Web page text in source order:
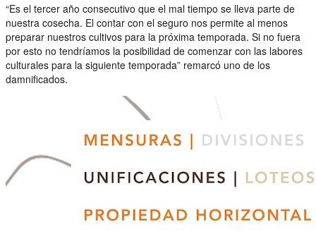
“Es el tercer año consecutivo que el mal tiempo se lleva parte de
nuestra cosecha. El contar con el seguro nos permite al menos
preparar nuestros cultivos para la próxima temporada. Si no fuera
por esto no tendríamos la posibilidad de comenzar con las labores
culturales para la siguiente temporada” remarcó uno de los
damnificados.